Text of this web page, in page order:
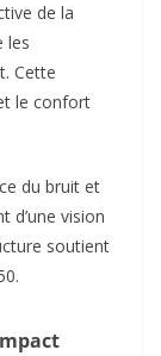
de la
les
Cette
le confort
du bruit et
d’une vision
soutient